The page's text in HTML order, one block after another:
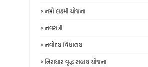
નમો લક્ષ્મી યોજના
નવરાત્રી
નવોદય વિદ્યાલય
નિરાધાર વૃદ્ધ સહાય યોજના